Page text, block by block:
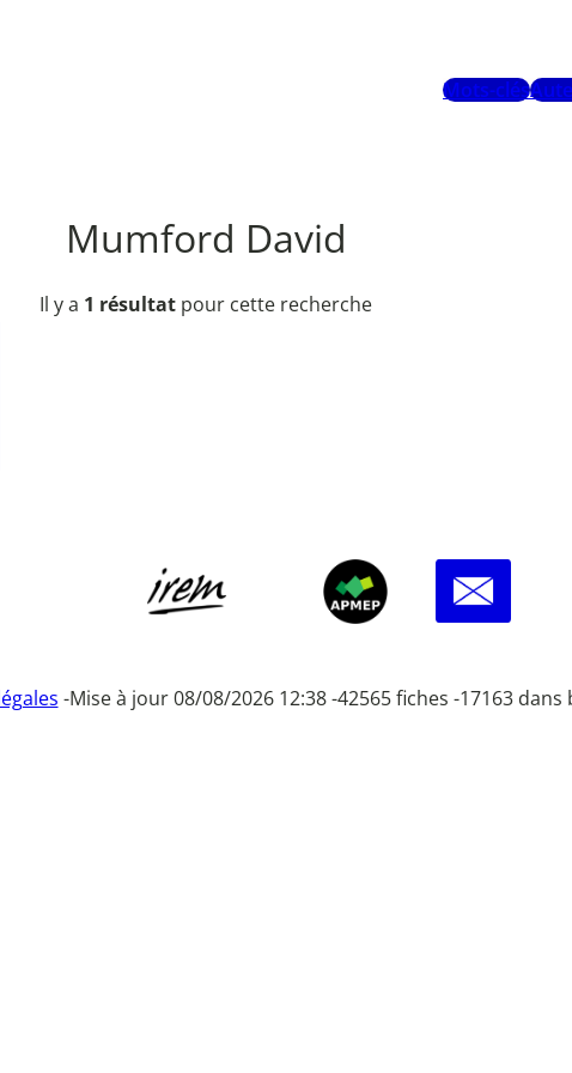
Mots-clés
Mumford David
Il y a 1 résultat pour cette recherche
-Mise à jour 08/08/2026 12:38 -42565 fiches -17163